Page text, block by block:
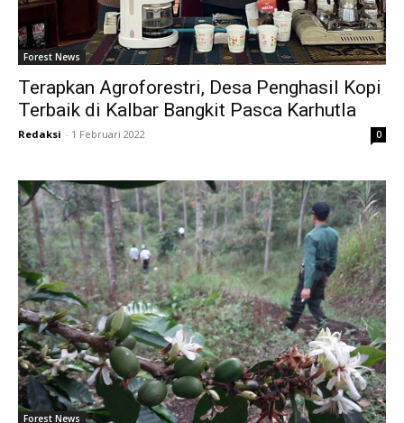
Forest News
Terapkan Agroforestri, Desa Penghasil Kopi
Terbaik di Kalbar Bangkit Pasca Karhutla
Redaksi - 1 Februari 2022 0
Forest News